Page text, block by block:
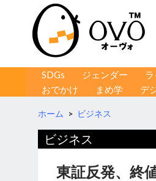
コンテンツへ移動
SDGs ジェンダー
おでかけ
まめ学 デ
ホーム > ビジネス
ビジネス
東証反発、終